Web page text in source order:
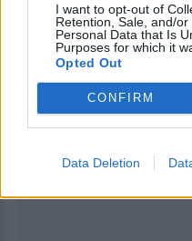
I want to opt-out of
Retention, Sale, and/
Personal Data that Is
Purposes for which it
Opted Out
CONFIRM
Data Deletion